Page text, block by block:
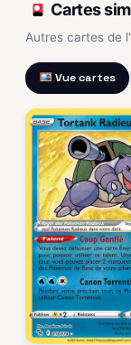
Cartes
Autres cartes de
Vue cartes